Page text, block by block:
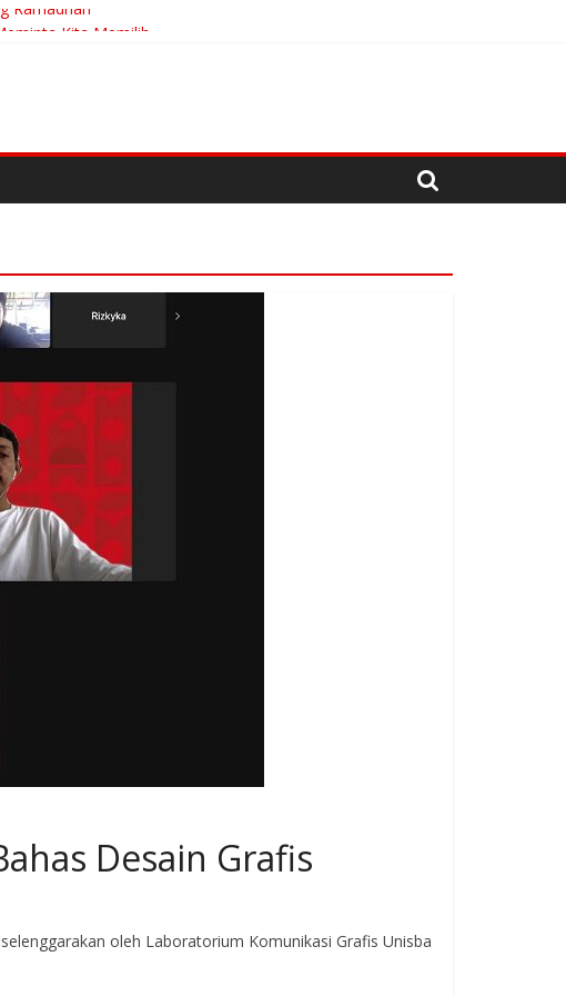
Ramadhan
Desain Grafis
oleh Laboratorium Komunikasi Grafis Unisba